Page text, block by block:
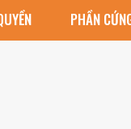
PHẦN